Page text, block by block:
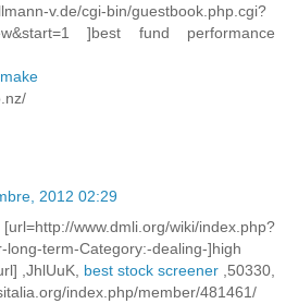
v.de/cgi-bin/guestbook.php.cgi?
]best fund performance
2012 02:29
www.dmli.org/wiki/index.php?
long-term-Category:-dealing-]high
,JhlUuK, best stock screener ,50330,
index.php/member/481461/